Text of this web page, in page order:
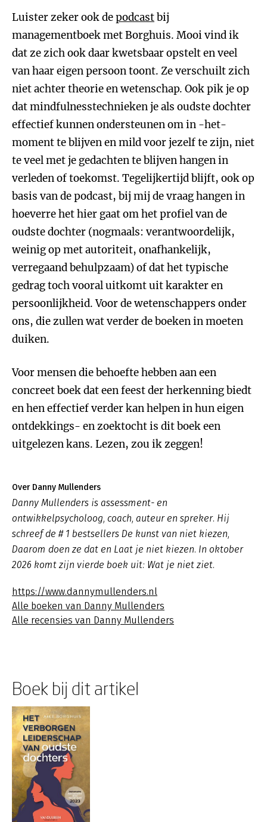
Luister zeker ook depodcastbij
managementboek met Borghuis. Mooi vind ik
dat ze zich ook daar kwetsbaar opstelt en veel
van haar eigen persoon toont. Ze verschuilt zich
niet achter theorie en wetenschap. Ook pik je op
dat mindfulnesstechnieken je als oudste dochter
effectief kunnen ondersteunen om in -het-
moment te blijven en mild voor jezelf te zijn, niet
te veel met je gedachten te blijven hangen in
verleden of toekomst. Tegelijkertijd blijft, ook op
basis van de podcast, bij mij de vraag hangen in
hoeverre het hier gaat om het profiel van de
oudste dochter (nogmaals: verantwoordelijk,
weinig op met autoriteit, onafhankelijk,
verregaand behulpzaam) of dat het typische
gedrag toch vooral uitkomt uit karakter en
persoonlijkheid. Voor de wetenschappers onder
ons, die zullen wat verder de boeken in moeten
duiken.
Voor mensen die behoefte hebben aan een
concreet boek dat een feest der herkenning biedt
en hen effectief verder kan helpen in hun eigen
ontdekkings- en zoektocht is dit boek een
uitgelezen kans. Lezen, zou ik zeggen!
Over Danny Mullenders
Danny Mullenders is assessment- en
ontwikkelpsycholoog, coach, auteur en spreker. Hij
schreef de # 1 bestsellers De kunst van niet kiezen,
Daarom doen ze dat en Laat je niet kiezen. In oktober
2026 komt zijn vierde boek uit: Wat je niet ziet.
https://www.dannymullenders.nl
Alle boeken van Danny Mullenders
Alle recensies van Danny Mullenders
Boek bij dit artikel